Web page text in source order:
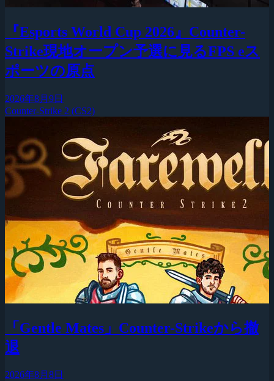
『Esports World Cup 2026』Counter-
Strike現地オープン予選に見るFPS eス
ポーツの原点
2026年8月9日
Counter-Strike 2 (CS2)
「Gentle Mates」Counter-Strikeから撤
退
2026年8月8日